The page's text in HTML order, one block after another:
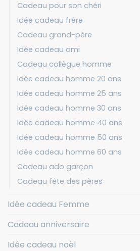
Cadeau pour son chéri
Idée cadeau frère
Cadeau grand-père
Idée cadeau ami
Cadeau collègue homme
Idée cadeau homme 20 ans
Idée cadeau homme 25 ans
Idée cadeau homme 30 ans
Idée cadeau homme 40 ans
Idée cadeau homme 50 ans
Idée cadeau homme 60 ans
Cadeau ado garçon
Cadeau fête des pères
Idée cadeau Femme
Cadeau anniversaire
Idée cadeau noël